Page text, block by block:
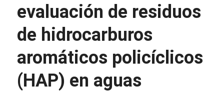
evaluación de residuos
de hidrocarburos
aromáticos policíclicos
(HAP) en aguas